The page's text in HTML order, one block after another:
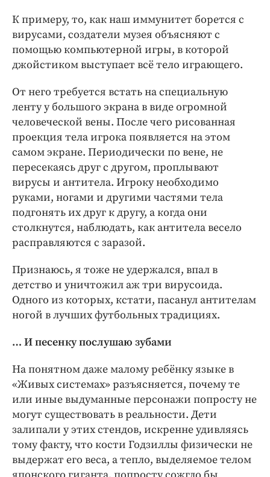
К примеру, то, как наш иммунитет борется с
вирусами, создатели музея объясняют с
помощью компьютерной игры, в которой
джойстиком выступает всё тело играющего.
От него требуется встать на специальную
ленту у большого экрана в виде огромной
человеческой вены. После чего рисованная
проекция тела игрока появляется на этом
самом экране. Периодически по вене, не
пересекаясь друг с другом, проплывают
вирусы и антитела. Игроку необходимо
руками, ногами и другими частями тела
подгонять их друг к другу, а когда они
столкнутся, наблюдать, как антитела весело
расправляются с заразой.
Признаюсь, я тоже не удержался, впал в
детство и уничтожил аж три вирусоида.
Одного из которых, кстати, пасанул антителам
ногой в лучших футбольных традициях.
… И песенку послушаю зубами
На понятном даже малому ребёнку языке в
«Живых системах» разъясняется, почему те
или иные выдуманные персонажи попросту не
могут существовать в реальности. Дети
залипали у этих стендов, искренне удивляясь
тому факту, что кости Годзиллы физически не
выдержат его веса, а тепло, выделяемое телом